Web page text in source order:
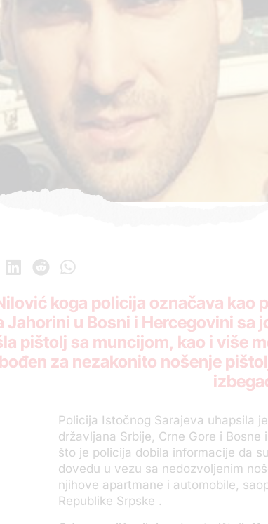
koga policija označava kao
Jahorini u Bosni i Hercegovini
pištolj sa muncijom, kao i više
za nezakonito nošenje
Policija Istočnog Sarajeva uhapsila
državljana Srbije, Crne Gore i
što je policija dobila informacije da
dovedu u vezu sa nedozvoljenim
njihove apartmane i automobile,
Republike Srpske .